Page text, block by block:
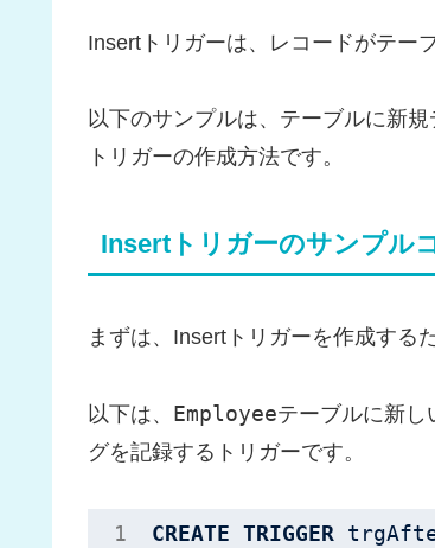
Insertトリガーは、レコードがテー
以下のサンプルは、テーブルに新
トリガーの作成方法です。
Insertトリガーのサンプル
まずは、Insertトリガーを作成する
以下は、 Employeeテーブルに新し
グを記録するトリガーです。
CREATE TRIGGER